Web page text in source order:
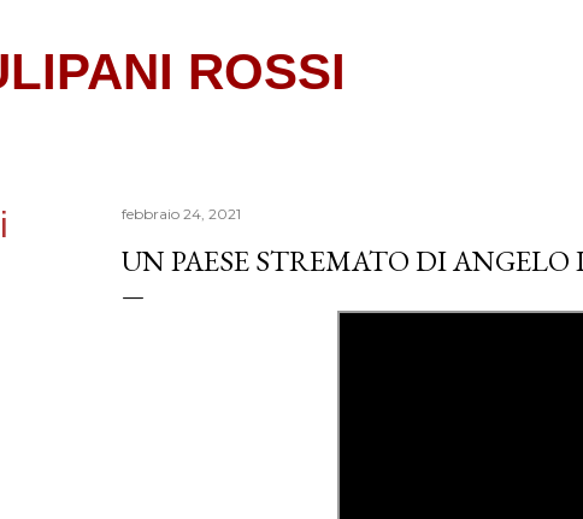
ROSSI
febbraio 24, 2021
UN PAESE STREMATO DI ANGELO